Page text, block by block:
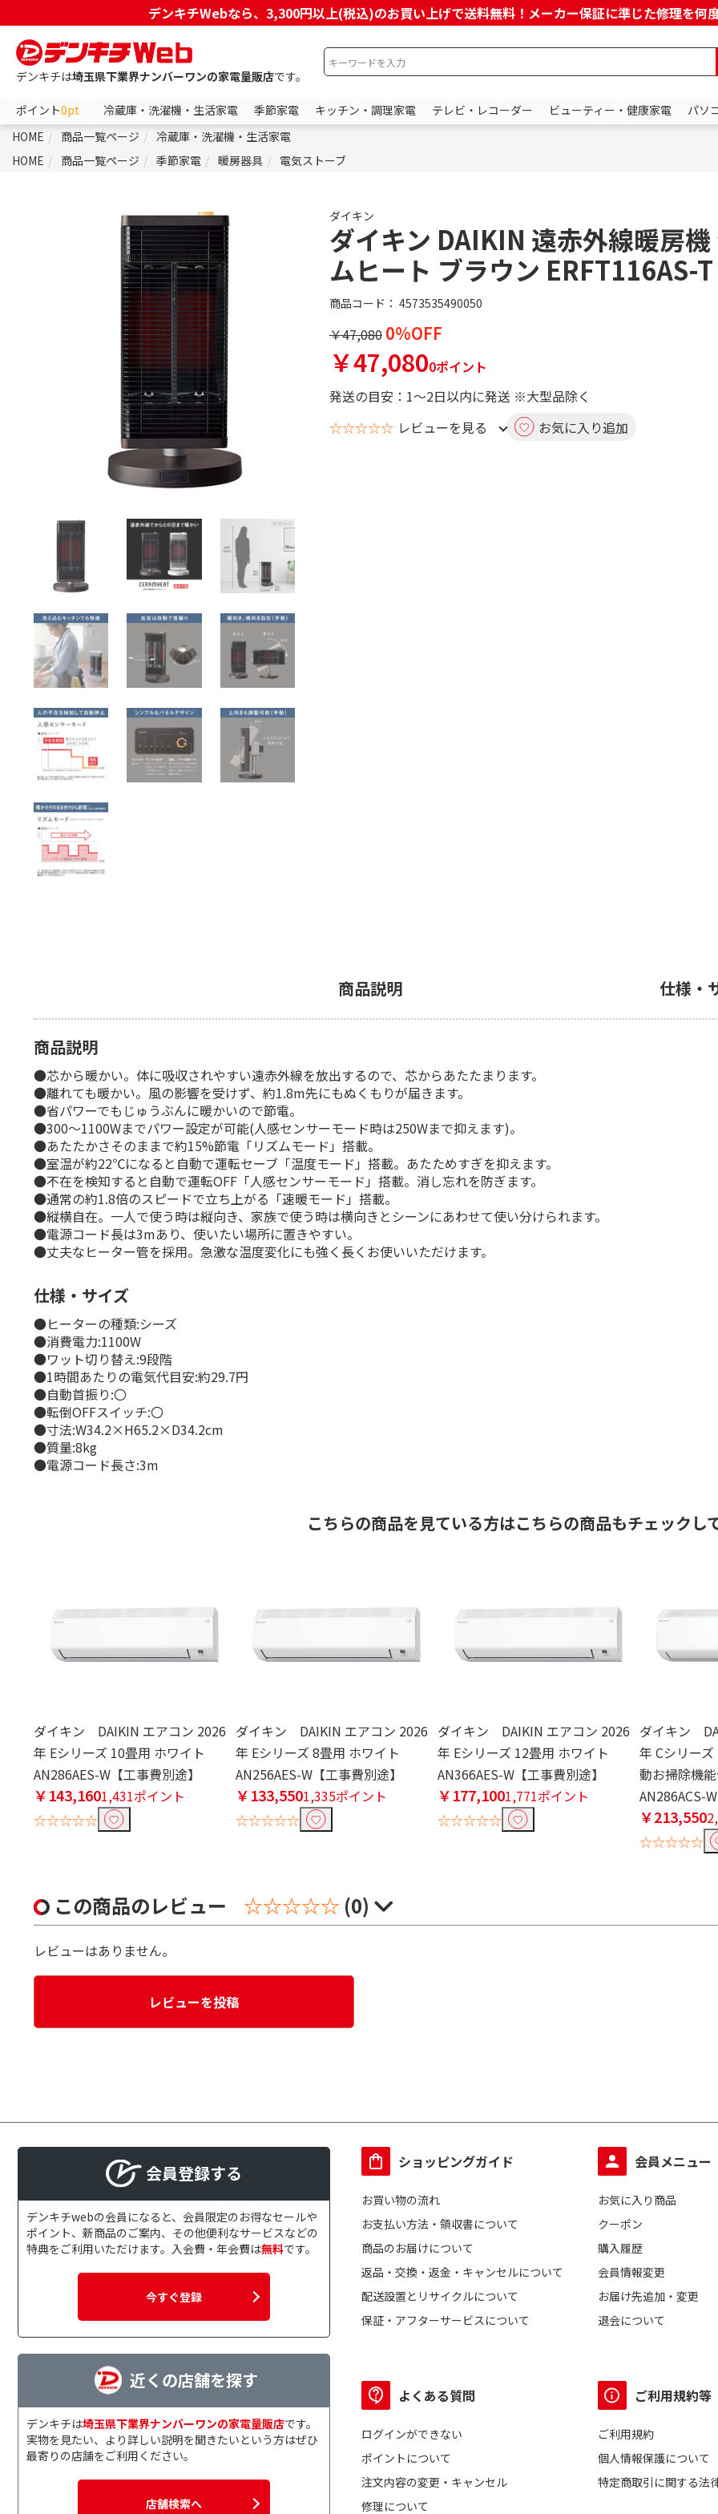
デンキチWebなら、3,300円以上(税込)のお買い上げで送料無料！メーカー保証に準じた修理を何
デンキチは埼玉県下業界ナンバーワンの家電量販店です。
ポイント0pt 冷蔵庫・洗濯機・生活家電 季節家電 キッチン・調理家電 テレビ・レコーダー ビューティー・健康家電
パソ
HOME
商品一覧ページ
冷蔵庫・洗濯機・生活家電
HOME
商品一覧ページ 季節家電 暖房器具 電気ストーブ
ダイキン
ダイキン DAIKIN 遠赤外線暖房機
ムヒート ブラウン ERFT116AS-T
商品コード： 4573535490050
￥47,080 0%OFF
￥47,0800ポイント
発送の目安：1～2日以内に発送 ※大型品除く
☆☆☆☆☆ レビューを見る お気に入り追加
商品説明 仕様・
商品説明
●芯から暖かい。体に吸収されやすい遠赤外線を放出するので、芯からあたたまります。
●離れても暖かい。風の影響を受けず、約1.8m先にもぬくもりが届きます。
●省パワーでもじゅうぶんに暖かいので節電。
●300～1100Wまでパワー設定が可能(人感センサーモード時は250Wまで抑えます)。
●あたたかさそのままで約15%節電「リズムモード」搭載。
●室温が約22℃になると自動で運転セーブ「温度モード」搭載。あたためすぎを抑えます。
●不在を検知すると自動で運転OFF「人感センサーモード」搭載。消し忘れを防ぎます。
●通常の約1.8倍のスピードで立ち上がる「速暖モード」搭載。
●縦横自在。一人で使う時は縦向き、家族で使う時は横向きとシーンにあわせて使い分けられます。
●電源コード長は3mあり、使いたい場所に置きやすい。
●丈夫なヒーター管を採用。急激な温度変化にも強く長くお使いいただけます。
仕様・サイズ
●ヒーターの種類:シーズ
●消費電力:1100W
●ワット切り替え:9段階
●1時間あたりの電気代目安:約29.7円
●自動首振り:〇
●転倒OFFスイッチ:〇
●寸法:W34.2×H65.2×D34.2cm
●質量:8kg
●電源コード長さ:3m
こちらの商品を見ている方はこちらの商品もチェックし
ダイキン DAIKIN エアコン 2026
年 Eシリーズ 10畳用 ホワイト
AN286AES-W【工事費別途】
￥143,1601,431ポイント
☆☆☆☆☆
ダイキン DAIKIN エアコン 2026
年 Eシリーズ 8畳用 ホワイト
AN256AES-W【工事費別途】
￥133,5501,335ポイント
☆☆☆☆☆
ダイキン DAIKIN エアコン 2026
年 Eシリーズ 12畳用 ホワイト
AN366AES-W【工事費別途】
￥177,1001,771ポイント
☆☆☆☆☆
ダイキン
年 Cシリー
動お掃除機
AN286ACS-
￥213,550
☆☆☆☆☆
この商品のレビュー ☆☆☆☆☆ (0)
レビューはありません。
レビューを投稿
会員登録する
デンキチwebの会員になると、会員限定のお得なセールや
ポイント、新商品のご案内、その他便利なサービスなどの
特典をご利用いただけます。入会費・年会費は無料です。
今すぐ登録
近くの店舗を探す
デンキチは埼玉県下業界ナンバーワンの家電量販店です。
実物を見たい、より詳しい説明を聞きたいという方はぜひ
最寄りの店舗をご利用ください。
店舗検索へ
ショッピングガイド
お買い物の流れ
お支払い方法・領収書について
商品のお届けについて
返品・交換・返金・キャンセルについて
配送設置とリサイクルについて
保証・アフターサービスについて
会員メニュー
お気に入り商品
クーポン
購入履歴
会員情報変更
お届け先追加・変更
退会について
よくある質問
ログインができない
ポイントについて
注文内容の変更・キャンセル
修理について
ご利用規約等
ご利用規約
個人情報保護について
特定商取引に関する法